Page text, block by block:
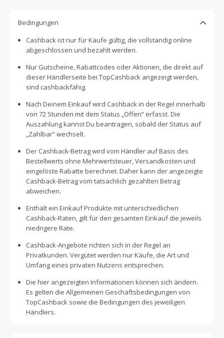
Bedingungen
Cashback ist nur für Käufe gültig, die vollständig online
abgeschlossen und bezahlt werden.
Nur Gutscheine, Rabattcodes oder Aktionen, die direkt auf
dieser Händlerseite bei TopCashback angezeigt werden,
sind cashbackfähig.
Nach Deinem Einkauf wird Cashback in der Regel innerhalb
von 72 Stunden mit dem Status „Offen“ erfasst. Die
Auszahlung kannst Du beantragen, sobald der Status auf
„Zahlbar“ wechselt.
Der Cashback-Betrag wird vom Händler auf Basis des
Bestellwerts ohne Mehrwertsteuer, Versandkosten und
eingelöste Rabatte berechnet. Daher kann der angezeigte
Cashback-Betrag vom tatsächlich gezahlten Betrag
abweichen.
Enthält ein Einkauf Produkte mit unterschiedlichen
Cashback-Raten, gilt für den gesamten Einkauf die jeweils
niedrigere Rate.
Cashback-Angebote richten sich in der Regel an
Privatkunden. Vergütet werden nur Käufe, die Art und
Umfang eines privaten Nutzens entsprechen.
Die hier angezeigten Informationen können sich ändern.
Es gelten die Allgemeinen Geschäftsbedingungen von
TopCashback sowie die Bedingungen des jeweiligen
Händlers.